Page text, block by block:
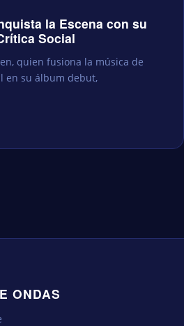
la Escena con su
Social
quien fusiona la música de
en su álbum debut,
ONDAS